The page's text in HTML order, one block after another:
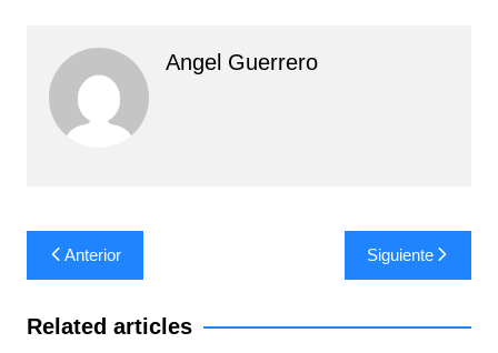
Angel Guerrero
Navegación
de
entradas
Anterior Siguiente
Related articles